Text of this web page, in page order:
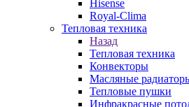
Hisense
Royal-Clima
Тепловая техника
Назад
Тепловая техника
Конвекторы
Масляные
Тепловые пушки
Инфракрасные